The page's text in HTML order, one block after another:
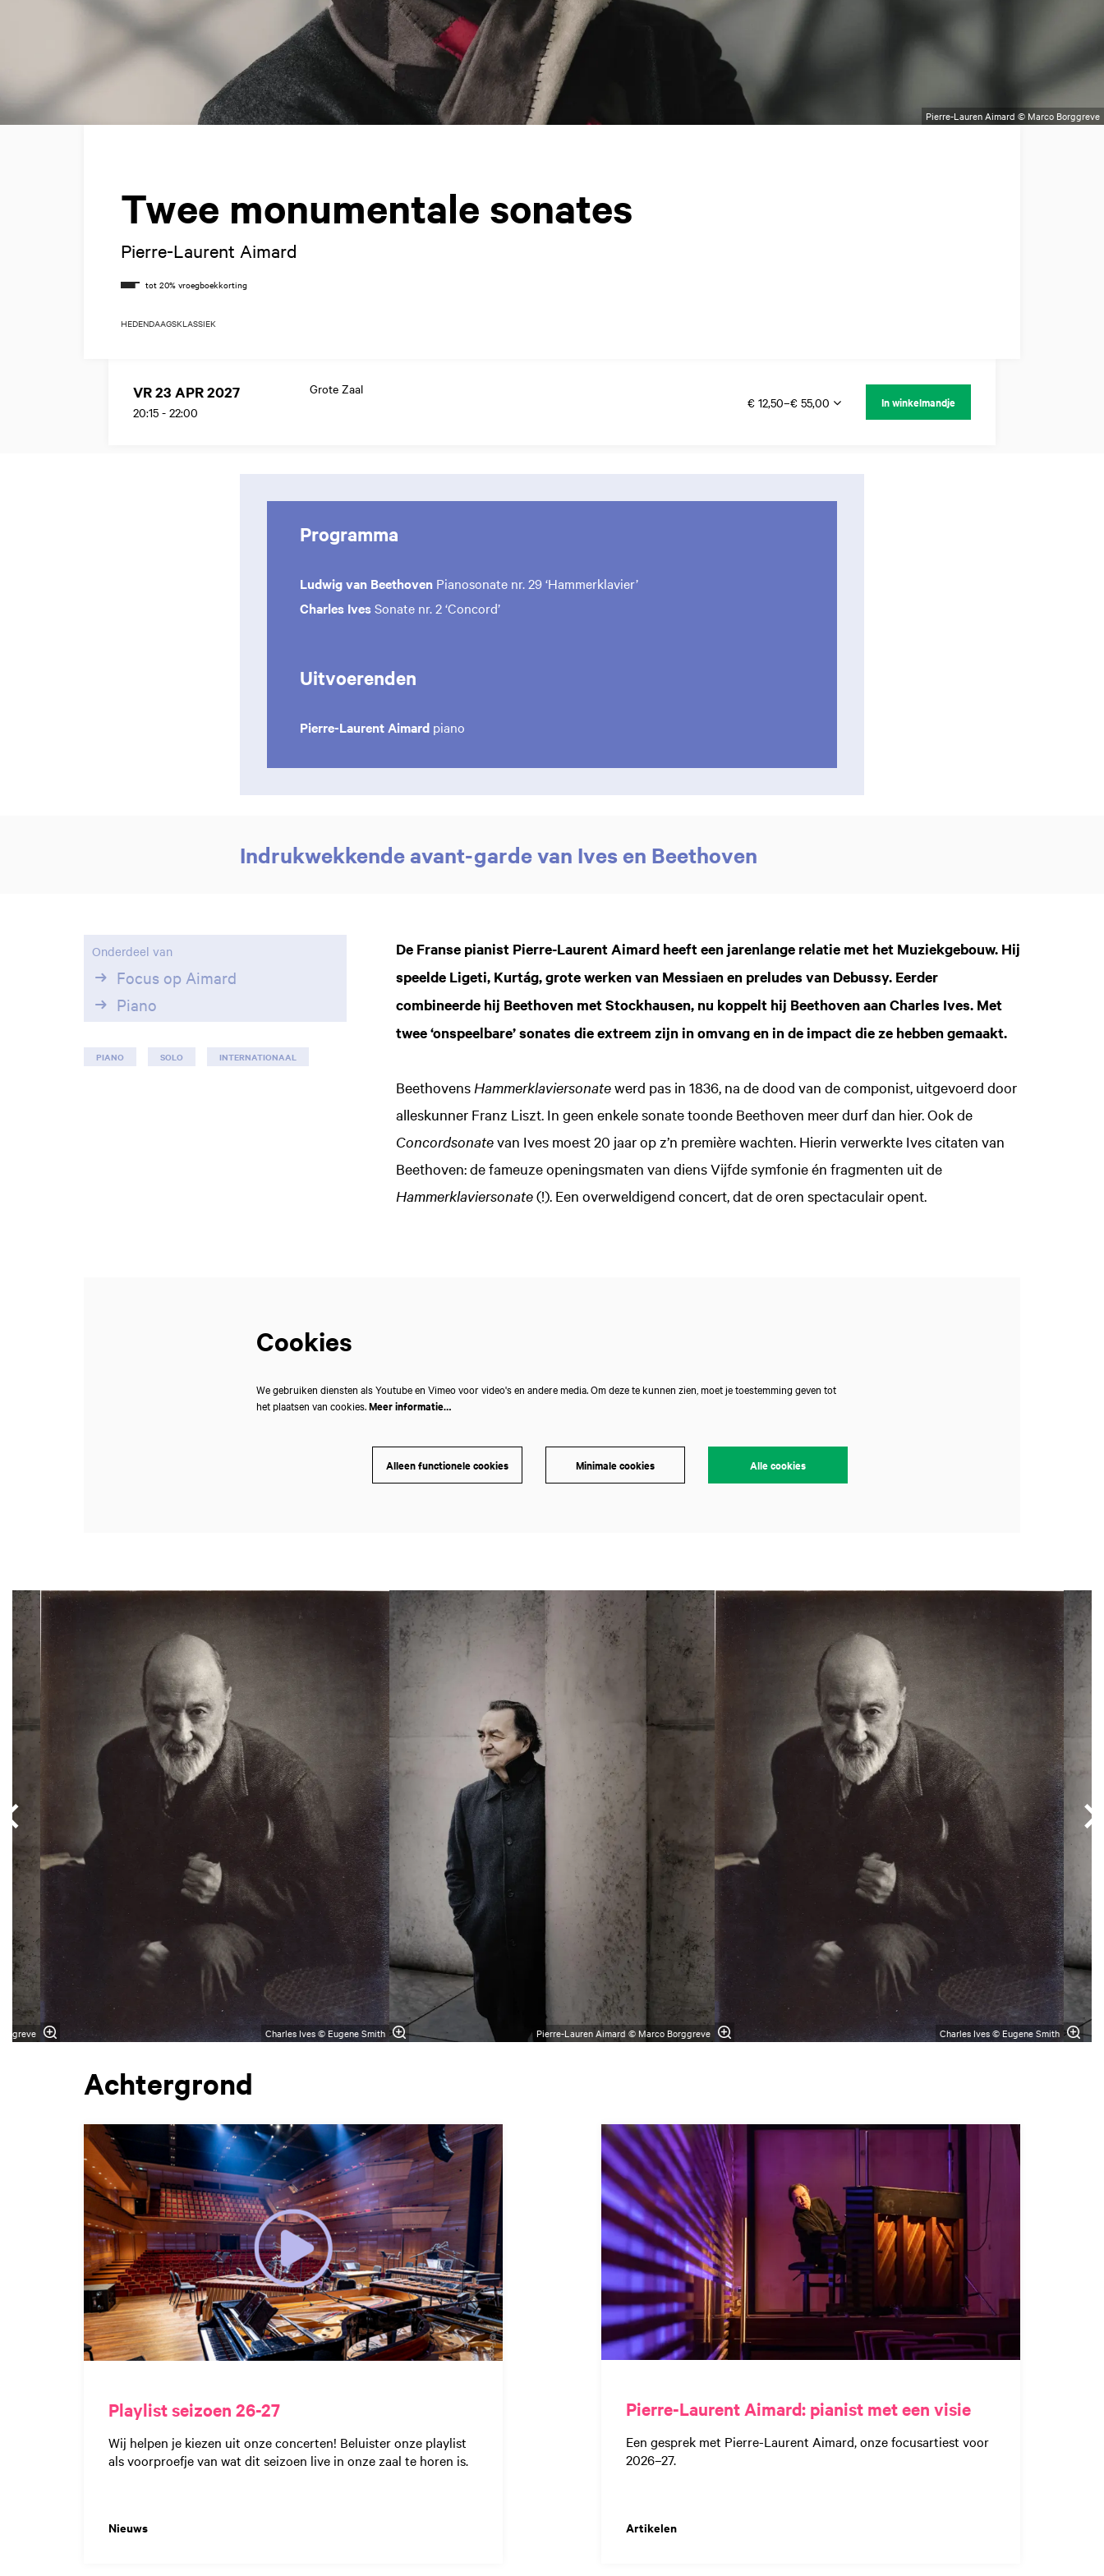
Pierre-Lauren Aimard © Marco Borggreve
Twee monumentale sonates
Pierre-Laurent Aimard
HEDENDAAGSKLASSIEK
VR 23 APR 2027
20:15 - 22:00
Grote Zaal
€ 12,50–€ 55,00
In winkelmandje
Programma
Ludwig van Beethoven Pianosonate nr. 29 ‘Hammerklavier’
Charles IvesSonate nr. 2 ‘Concord’
Uitvoerenden
Pierre-Laurent Aimard piano
Indrukwekkende avant-garde van Ives en Beethoven
De Franse pianist Pierre-Laurent Aimard heeft een jarenlange relatie met het Muziekgebouw. Hij
speelde Ligeti, Kurtág, grote werken van Messiaen en preludes van Debussy. Eerder
combineerde hij Beethoven met Stockhausen, nu koppelt hij Beethoven aan Charles Ives. Met
twee ‘onspeelbare’ sonates die extreem zijn in omvang en in de impact die ze hebben gemaakt.
Beethovens Hammerklaviersonatewerd pas in 1836, na de dood van de componist, uitgevoerd door
alleskunner Franz Liszt. In geen enkele sonate toonde Beethoven meer durf dan hier. Ook de
Concordsonatevan Ives moest 20 jaar op z’n première wachten. Hierin verwerkte Ives citaten van
Beethoven: de fameuze openingsmaten van diens Vijfde symfonie én fragmenten uit de
Hammerklaviersonate(!). Een overweldigend concert, dat de oren spectaculair opent.
Onderdeel van
Focus op Aimard
Piano
PIANO SOLO INTERNATIONAAL
Cookies
We gebruiken diensten als Youtube en Vimeo voor video's en andere media. Om deze te kunnen zien, moet je toestemming geven tot
het plaatsen van cookies.Meer informatie…
Alleen functionele cookies Minimale cookies Alle cookies
Overslaan
Charles Ives © Eugene Smith Pierre-Lauren Aimard © Marco Borggreve Charles Ives © Eugene Smith
Achtergrond
Playlist seizoen 26-27
Wij helpen je kiezen uit onze concerten! Beluister onze playlist
als voorproefje van wat dit seizoen live in onze zaal te horen is.
Nieuws
Pierre-Laurent Aimard: pianist met een visie
Een gesprek met Pierre-Laurent Aimard, onze focusartiest voor
2026–27.
Artikelen